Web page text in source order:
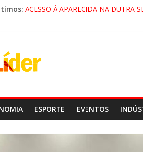
ACESSO À APARECIDA NA DUTRA
ESPORTE EVENTOS